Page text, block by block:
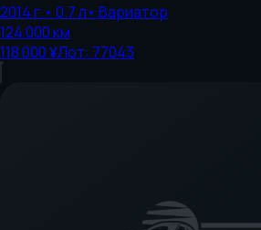
2014г.• 0.7л• Вариатор
124 000км
118 000 ¥Лот: 77043